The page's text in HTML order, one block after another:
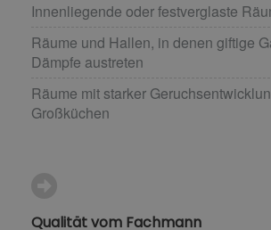
Innenliegende oder festverglaste
Räume und Hallen, in denen giftige
Dämpfe austreten
Räume mit starker
Großküchen
Qualität vom Fachmann